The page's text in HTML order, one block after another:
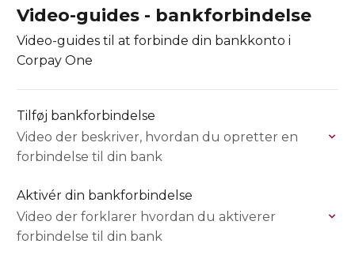
Video-guides - bankforbindelse
Video-guides til at forbinde din bankkonto i
Corpay One
Tilføj bankforbindelse
Video der beskriver, hvordan du opretter en
forbindelse til din bank
Aktivér din bankforbindelse
Video der forklarer hvordan du aktiverer
forbindelse til din bank